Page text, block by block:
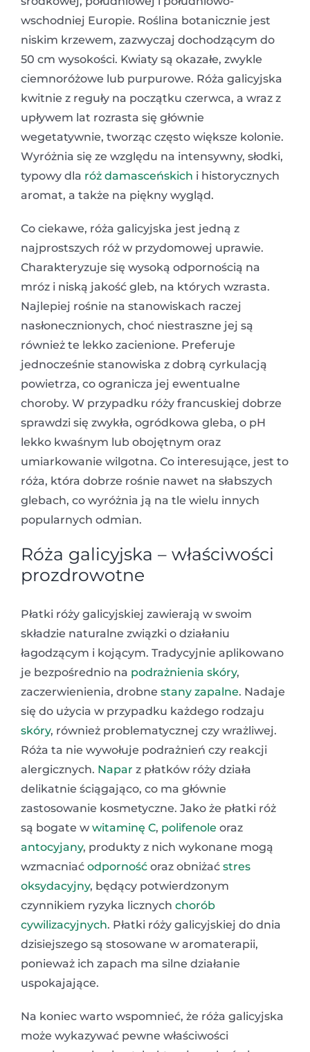
wschodniej Europie. Roślina botanicznie jest
niskim krzewem, zazwyczaj dochodzącym do
50 cm wysokości. Kwiaty są okazałe, zwykle
ciemnoróżowe lub purpurowe. Róża galicyjska
kwitnie z reguły na początku czerwca, a wraz z
upływem lat rozrasta się głównie
wegetatywnie, tworząc często większe kolonie.
Wyróżnia się ze względu na intensywny, słodki,
typowy dla róż damasceńskich i historycznych
aromat, a także na piękny wygląd.
Co ciekawe, róża galicyjska jest jedną z
najprostszych róż w przydomowej uprawie.
Charakteryzuje się wysoką odpornością na
mróz i niską jakość gleb, na których wzrasta.
Najlepiej rośnie na stanowiskach raczej
nasłonecznionych, choć niestraszne jej są
również te lekko zacienione. Preferuje
jednocześnie stanowiska z dobrą cyrkulacją
powietrza, co ogranicza jej ewentualne
choroby. W przypadku róży francuskiej dobrze
sprawdzi się zwykła, ogródkowa gleba, o pH
lekko kwaśnym lub obojętnym oraz
umiarkowanie wilgotna. Co interesujące, jest to
róża, która dobrze rośnie nawet na słabszych
glebach, co wyróżnia ją na tle wielu innych
popularnych odmian.
Róża galicyjska – właściwości
prozdrowotne
Płatki róży galicyjskiej zawierają w swoim
składzie naturalne związki o działaniu
łagodzącym i kojącym. Tradycyjnie aplikowano
je bezpośrednio na podrażnienia skóry,
zaczerwienienia, drobne stany zapalne. Nadaje
się do użycia w przypadku każdego rodzaju
skóry, również problematycznej czy wrażliwej.
Róża ta nie wywołuje podrażnień czy reakcji
alergicznych. Napar z płatków róży działa
delikatnie ściągająco, co ma głównie
zastosowanie kosmetyczne. Jako że płatki róż
są bogate w witaminę C, polifenole oraz
antocyjany, produkty z nich wykonane mogą
wzmacniać odporność oraz obniżać stres
oksydacyjny, będący potwierdzonym
czynnikiem ryzyka licznych chorób
cywilizacyjnych. Płatki róży galicyjskiej do dnia
dzisiejszego są stosowane w aromaterapii,
ponieważ ich zapach ma silne działanie
uspokajające.
Na koniec warto wspomnieć, że róża galicyjska
może wykazywać pewne właściwości